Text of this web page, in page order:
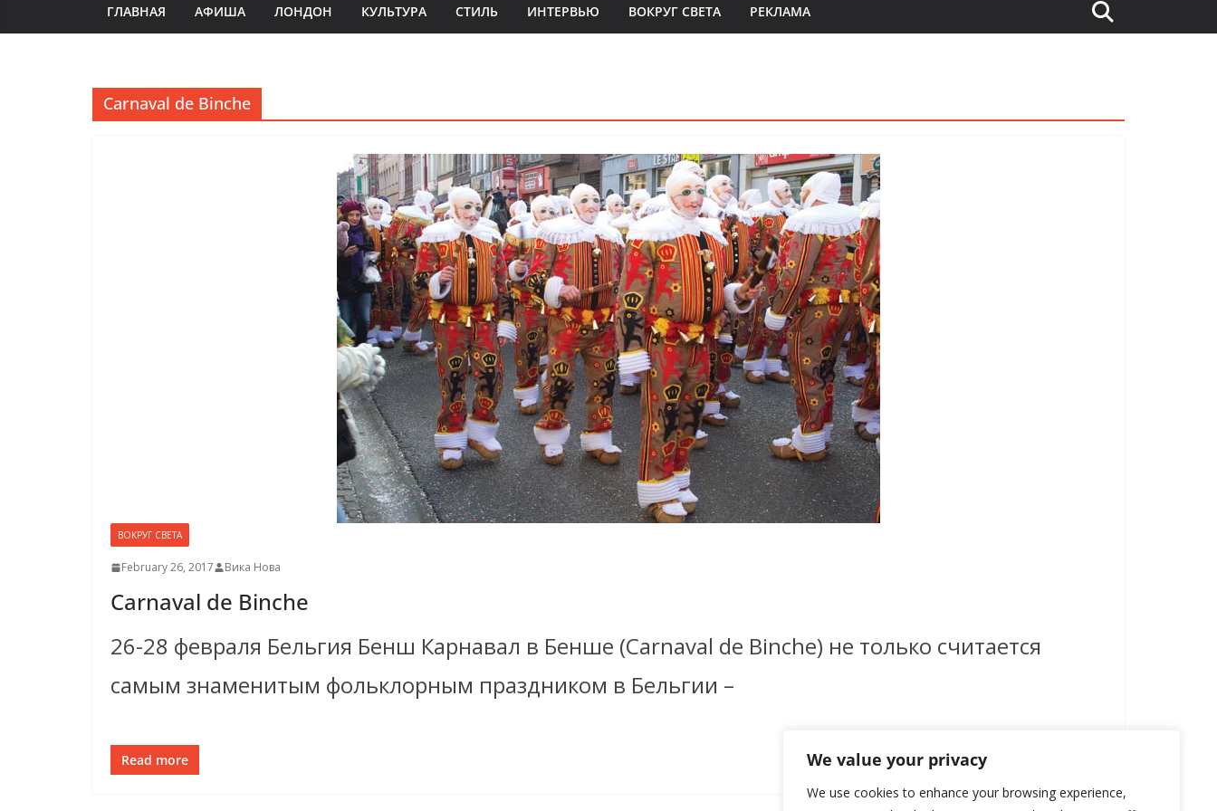
We value your privacy
We use cookies to enhance your browsing experience,
ГЛАВНАЯ АФИША ЛОНДОН КУЛЬТУРА СТИЛЬ ИНТЕРВЬЮ ВОКРУГ СВЕТА РЕКЛАМА
Carnaval de Binche
ВОКРУГ СВЕТА
February 26, 2017 Вика Нова
Carnaval de Binche
26-28 февраля Бельгия Бенш Карнавал в Бенше (Carnaval de Binche) не только считается
самым знаменитым фольклорным праздником в Бельгии –
Read more